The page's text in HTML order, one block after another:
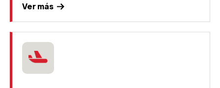
Ver más